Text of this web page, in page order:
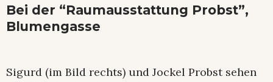
Bei der “Raumausstattung Probst”,
Blumengasse
Sigurd (im Bild rechts) und Jockel Probst sehen